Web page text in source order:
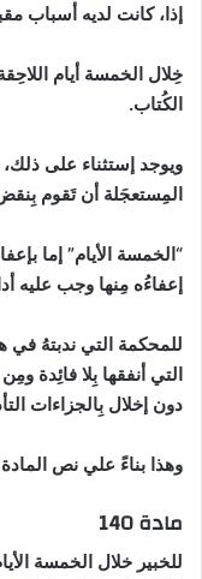
إذا، كانت لديه أسباب
خِلال الخمسة أيام
الكُتاب.
ويوجد إستثناء على
المِستعجَلة أن تَقوم
“الخمسة الأيام” إما
إعفاءُه مِنها وجب عليه
للمحكمة التي ندبتهُ في
التي أنفقها بِلا فائِدة
دون إخلال بِالجزاءات
وهذا بناءً علي نص المادة 140 مِن ذات القانون الجاري كِتابَتُه.
مادة 140
للخبير خلال الخمسة